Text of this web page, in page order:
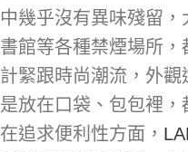
中幾乎沒有異味殘留
書館等各種禁煙場所
計緊跟時尚潮流，外
是放在口袋、包包裡
在追求便利性方面，